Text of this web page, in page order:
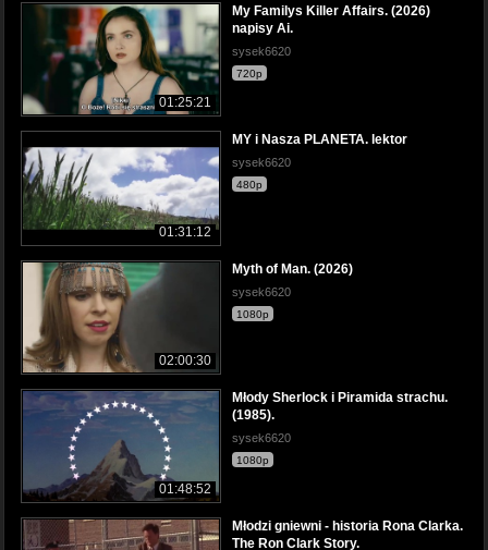
01:25:21
My Familys Killer Affairs. (2026)
napisy Ai.
sysek6620
720p
01:31:12
MY i Nasza PLANETA. lektor
sysek6620
480p
02:00:30
Myth of Man. (2026)
sysek6620
1080p
01:48:52
Młody Sherlock i Piramida strachu.
(1985).
sysek6620
1080p
Młodzi gniewni - historia Rona Clarka.
The Ron Clark Story.